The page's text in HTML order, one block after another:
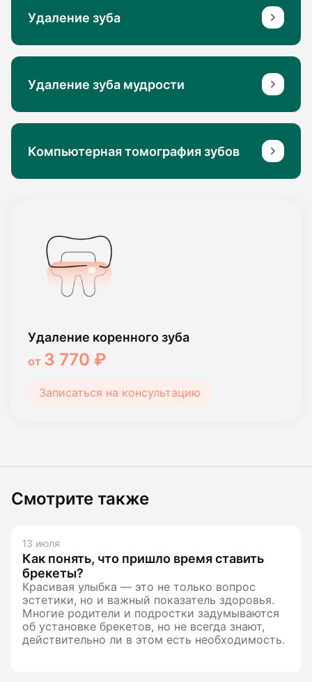
Удаление зуба
Удаление зуба мудрости
Компьютерная томография зубов
Удаление коренного зуба
от 3 770 ₽
Записаться на консультацию
Смотрите также
13 июля
Как понять, что пришло время ставить
брекеты?
Красивая улыбка — это не только вопрос
эстетики, но и важный показатель здоровья.
Многие родители и подростки задумываются
об установке брекетов, но не всегда знают,
действительно ли в этом есть необходимость.